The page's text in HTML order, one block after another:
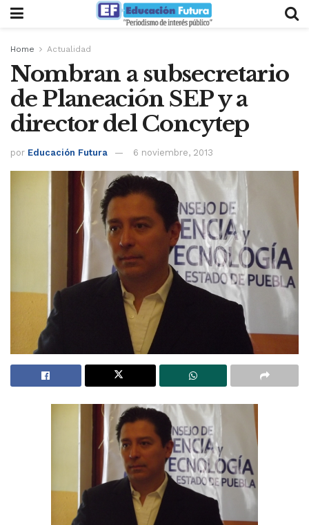
Home Actualidad
Nombran a subsecretario
de Planeación SEP y a
director del Concytep
por Educación Futura 6 noviembre, 2013